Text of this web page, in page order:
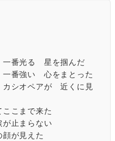
番光る 星を掴んだ
番強い 心をまとった
シオペアが 近くに見
こまで来た
が止まらない
が見えた